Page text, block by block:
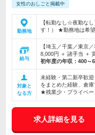
女性のおしごと掲載中
勤務地
【転勤なし☆夜勤な
す！） ★勤務地は希
給与
【埼玉／千葉／東京
8,000円 ＋ 諸手当 ＋
初年度の年収： 400～
対象と
なる方
未経験・第二新卒歓
をまとめた経験、倉
★残業少・プライベー
求人詳細を見る